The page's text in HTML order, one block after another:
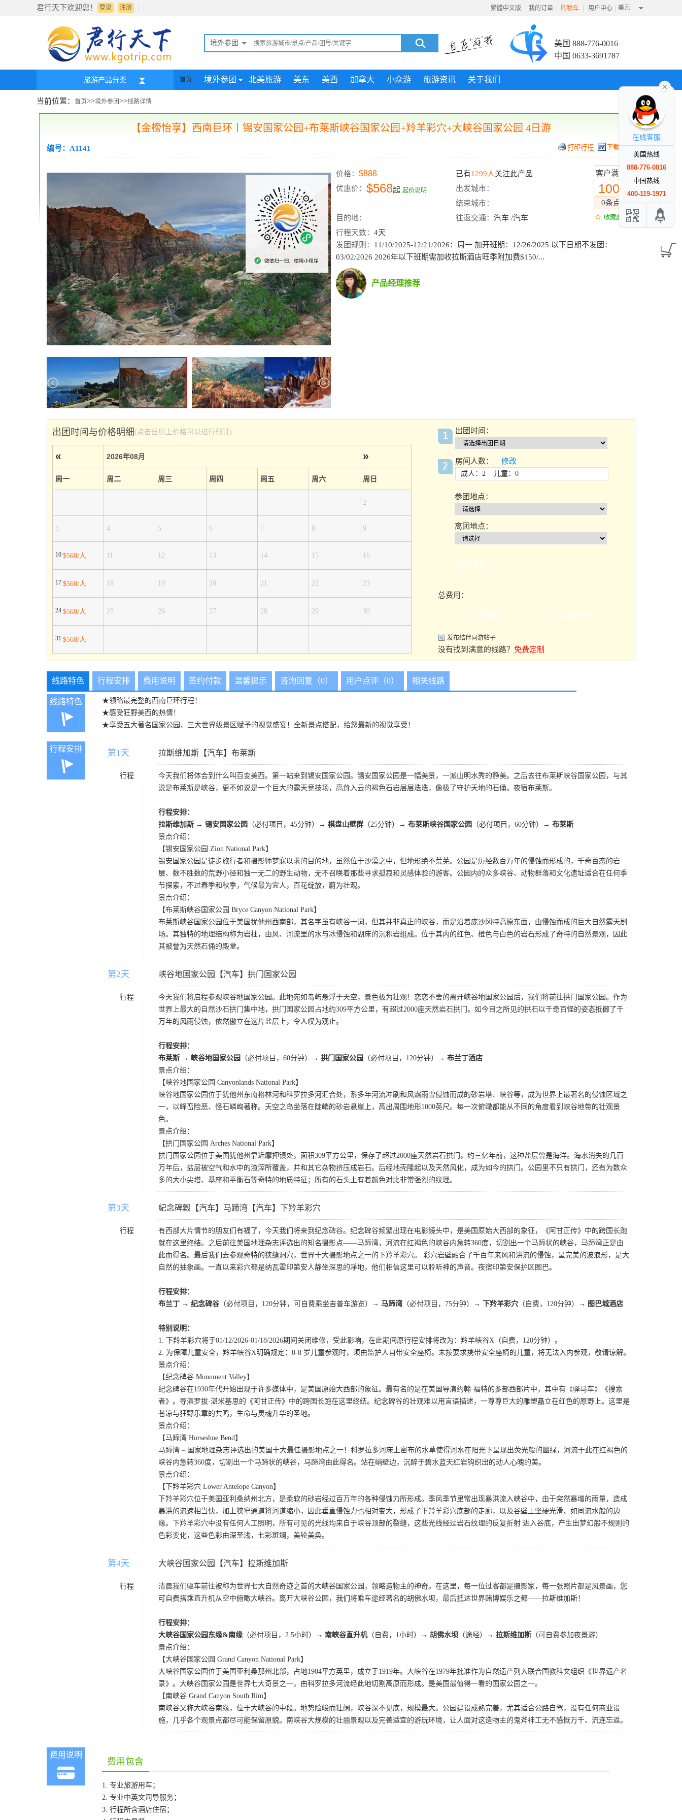
君行天下欢迎您！ 登录 |
注册 繁體中文版 | 我的订单 | 购物车 | 用户中心 | 美元
境外参团
美国 888-776-0016
中国 0633-3691787
旅游产品分类 首页 境外参团 北美旅游 美东 美西 加拿大 小众游 旅游资讯 关于我们
当前位置： 首页>>境外参团>>线路详情
【金榜怡享】西南巨环丨锡安国家公园+布莱斯峡谷国家公园+羚羊彩穴+大峡谷国家公园 4日游
编号：A1141 下载行程
客户满意度
100%
0条点评
收藏此线路
价格： $888 已有1299人关注此产品
优惠价： $568起 起价说明
出发城市：
结束城市：
目的地：
往返交通： 汽车 /汽车
行程天数： 4天
发团规则： 11/10/2025-12/21/2026：周一 加开班期：12/26/2025 以下日期不发团：
03/02/2026 2026年以下班期需加收拉斯酒店旺季附加费$150/...
产品经理推荐
出团时间与价格明细(点击日历上价格可以进行预订)
« 2026年08月 »
周一 周二 周三 周四 周五 周六 周日
2
3 4 5 6 7 8 9
10 $568/人 11 12 13 14 15 16
17 $568/人 18 19 20 21 22 23
24 $568/人 25 26 27 28 29 30
31 $568/人
出团时间：
房间人数： 修改
成人：2 儿童：0
参团地点：
离团地点：
加订酒店
总费用：
发布结伴同游帖子
没有找到满意的线路？ 免费定制
线路特色 行程安排 费用说明 签约付款 温馨提示 咨询回复（0） 用户点评（0） 相关线路
线路特色
★领略最完整的西南巨环行程！
★感受狂野美西的热情！
★享受五大著名国家公园、三大世界级景区赋予的视觉盛宴！全新景点搭配，给您最新的视觉享受！
行程安排 第1天 拉斯维加斯【汽车】布莱斯
行程
今天我们将体会到什么叫百变美西。第一站来到锡安国家公园。锡安国家公园是一幅美景，一派山明水秀的静美。之后去往布莱斯峡谷国家公园，与其
说是布莱斯是峡谷，更不如说是一个巨大的露天竞技场，高耸入云的褐色石岩层层迭迭，像极了守护天地的石俑。夜宿布莱斯。
行程安排：
拉斯维加斯 → 锡安国家公园
（必付项目，45分钟）→ 棋盘山壁群 （25分钟）→ 布莱斯峡谷国家公园 （必付项目，60分钟）→ 布莱斯
景点介绍：
【锡安国家公园 Zion National Park】
锡安国家公园是徒步旅行者和摄影师梦寐以求的目的地，虽然位于沙漠之中，但地形绝不荒芜。公园是历经数百万年的侵蚀而形成的，千奇百态的岩
层、数不胜数的荒野小径和独一无二的野生动物，无不召唤着那些寻求孤寂和灵感体验的游客。公园内的众多峡谷、动物群落和文化遗址适合在任何季
节探索，不过春季和秋季，气候最为宜人，百花绽放，蔚为壮观。
景点介绍：
【布莱斯峡谷国家公园 Bryce Canyon National Park】
布莱斯峡谷国家公园位于美国犹他州西南部，其名字虽有峡谷一词，但其并非真正的峡谷，而是沿着庞沙冈特高原东面，由侵蚀而成的巨大自然露天剧
场。其独特的地理结构称为岩柱，由风、河流里的水与冰侵蚀和湖床的沉积岩组成。位于其内的红色、橙色与白色的岩石形成了奇特的自然景观，因此
其被誉为天然石俑的殿堂。
第2天 峡谷地国家公园【汽车】拱门国家公园
行程
今天我们将启程参观峡谷地国家公园。此地宛如岛屿悬浮于天空，景色极为壮观！恋恋不舍的离开峡谷地国家公园后，我们将前往拱门国家公园。作为
世界上最大的自然沙石拱门集中地，拱门国家公园占地约309平方公里，有超过2000座天然岩石拱门。如今目之所见的拱石以千奇百怪的姿态抵御了千
万年的风雨侵蚀，依然傲立在这片盐层上，令人叹为观止。
行程安排：
布莱斯 → 峡谷地国家公园
（必付项目，60分钟）→ 拱门国家公园 （必付项目，120分钟）→ 布兰丁酒店
景点介绍：
【峡谷地国家公园 Canyonlands National Park】
峡谷地国家公园位于犹他州东南格林河和科罗拉多河汇合处，系多年河流冲刷和风霜雨雪侵蚀而成的砂岩塔、峡谷等，成为世界上最著名的侵蚀区域之
一，以峰峦险恶、怪石嶙峋著称。天空之岛坐落在陡峭的砂岩悬崖上，高出周围地形1000英尺。每一次俯瞰都能从不同的角度看到峡谷地带的壮观景
色。
景点介绍：
【拱门国家公园 Arches National Park】
拱门国家公园位于美国犹他州靠近摩押镇处，面积309平方公里，保存了超过2000座天然岩石拱门。约三亿年前，这种盐层曾是海洋。海水消失的几百
万年后，盐层被空气和水中的渣滓所覆盖，并和其它杂物挤压成岩石。后经地壳隆起以及天然风化，成为如今的拱门。公园里不只有拱门，还有为数众
多的大小尖塔、基座和平衡石等奇特的地质特征；所有的石头上有着颜色对比非常强烈的纹理。
第3天 紀念碑穀【汽车】马蹄湾【汽车】下羚羊彩穴
行程
有西部大片情节的朋友们有福了，今天我们将来到纪念碑谷。纪念碑谷频繁出现在电影镜头中，是美国原始大西部的象征，《阿甘正传》中的跨国长跑
就在这里终结。之后前往美国地理杂志评选出的知名摄影点——马蹄湾，河流在红褐色的峡谷内急转360度，切割出一个马蹄状的峡谷，马蹄湾正是由
此而得名。最后我们去参观奇特的狭缝洞穴，世界十大摄影地点之一的下羚羊彩穴。 彩穴岩壁融合了千百年来风和洪流的侵蚀，呈完美的波浪形，是大
自然的抽象画。一直以来彩穴都是纳瓦霍印第安人静坐深思的凈地，他们相信这里可以聆听神的声音。夜宿印第安保护区图巴。
行程安排：
布兰丁 → 纪念碑谷 （必付项目，120分钟，可自费乘坐吉普车游览）→ 马蹄湾 （必付项目，75分钟）→ 下羚羊彩穴 （自费，120分钟）→ 图巴城酒店
特别说明：
1. 下羚羊彩穴将于01/12/2026-01/18/2026期间关闭维修，受此影响，在此期间原行程安排将改为：羚羊峡谷X（自费，120分钟）。
2. 为保障儿童安全，羚羊峡谷X明确规定：0-8 岁儿童参观时，须由监护人自带安全座椅。未按要求携带安全座椅的儿童，将无法入内参观，敬请谅解。
景点介绍：
【纪念碑谷 Monument Valley】
纪念碑谷在1930年代开始出现于许多媒体中，是美国原始大西部的象征。最有名的是在美国导演约翰·福特的多部西部片中，其中有《驿马车》《搜索
者》。导演罗拔·湛米基思的《阿甘正传》中的跨国长跑在这里终结。纪念碑谷的壮观难以用言语描述，一尊尊巨大的雕塑矗立在红色的原野上。这里是
苍凉与狂野乐章的共鸣，生命与灵魂升华的圣地。
景点介绍：
【马蹄湾 Horseshoe Bend】
马蹄湾 – 国家地理杂志评选出的美国十大最佳摄影地点之一！科罗拉多河床上密布的水草使得河水在阳光下呈现出荧光般的幽绿，河流于此在红褐色的
峡谷内急转360度，切割出一个马蹄状的峡谷，马蹄湾由此得名。站在峭壁边，沉醉于碧水蓝天红岩钩织出的动人心魄的美。
景点介绍：
【下羚羊彩穴 Lower Antelope Canyon】
下羚羊彩穴位于美国亚利桑纳州北方，是柔软的砂岩经过百万年的各种侵蚀力所形成。季风季节里常出现暴洪流入峡谷中，由于突然暴增的雨量，造成
暴洪的流速相当快，加上狭窄通道将河道缩小，因此垂直侵蚀力也相对变大，形成了下羚羊彩穴底部的走廊，以及谷壁上坚硬光滑、如同流水般的边
缘。下羚羊彩穴中没有任何人工照明，所有可见的光线均来自于峡谷顶部的裂缝，这些光线经过岩石纹理的反复折射 进入谷底，产生出梦幻般不规则的
色彩变化，这些色彩由深至浅，七彩斑斓，美轮美奂。
第4天 大峡谷国家公园【汽车】拉斯维加斯
行程
清晨我们驱车前往被称为世界七大自然奇迹之首的大峡谷国家公园，领略造物主的神奇。在这里，每一位过客都是摄影家，每一张照片都是风景画，您
可自费搭乘直升机从空中俯瞰大峡谷。离开大峡谷公园，我们将乘车途经著名的胡佛水坝，最后抵达世界赌博娱乐之都——拉斯维加斯！
行程安排：
大峡谷国家公园东缘&南缘 （必付项目，2.5小时） → 南峡谷直升机（自费，1小时） → 胡佛水坝 （途经） → 拉斯维加斯 （可自费参加夜景游）
景点介绍：
【大峡谷国家公园 Grand Canyon National Park】
大峡谷国家公园位于美国亚利桑那州北部，占地1904平方英里，成立于1919年。大峡谷在1979年批准作为自然遗产列入联合国教科文组织《世界遗产名
录》。大峡谷国家公园是世界七大奇景之一，由科罗拉多河流经此地切割高原而形成。是美国最值得一看的国家公园之一。
【南峡谷 Grand Canyon South Rim】
南峡谷又称大峡谷南缘，位于大峡谷的中段。地势险峻而壮阔，峡谷深不见底，规模最大。公园建设成熟完善，尤其适合公路自驾，没有任何商业设
施，几乎各个观景点都尽可能保留原貌。南峡谷大规模的壮丽景观以及完善适宜的游玩环境，让人面对这造物主的鬼斧神工无不感慨万千、流连忘返。
费用说明
费用包含
1. 专业旅游用车；
2. 专业中英文司导服务；
3. 行程所含酒店住宿；
在线客服
美国热线
888-776-0016
中国热线
400-119-1971